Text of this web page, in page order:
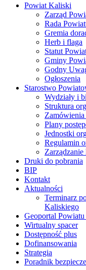
Powiat Kaliski
Zarząd
Rada
Gremia
Herb i flaga
Statut
Gminy
Godny
Ogłoszenia
Starostwo
Wydziały i
Struktura
Plany
Jednostki
Regulamin
Druki do pobrania
BIP
Kontakt
Aktualności
Terminarz
Kaliskiego
Geoportal
Wirtualny spacer
Dostępność plus
Dofinansowania
Strategia
Poradnik